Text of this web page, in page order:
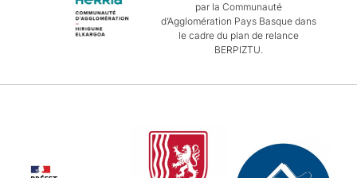
par la Communauté
d’Agglomération Pays Basque dans
le cadre du plan de relance
BERPIZTU.